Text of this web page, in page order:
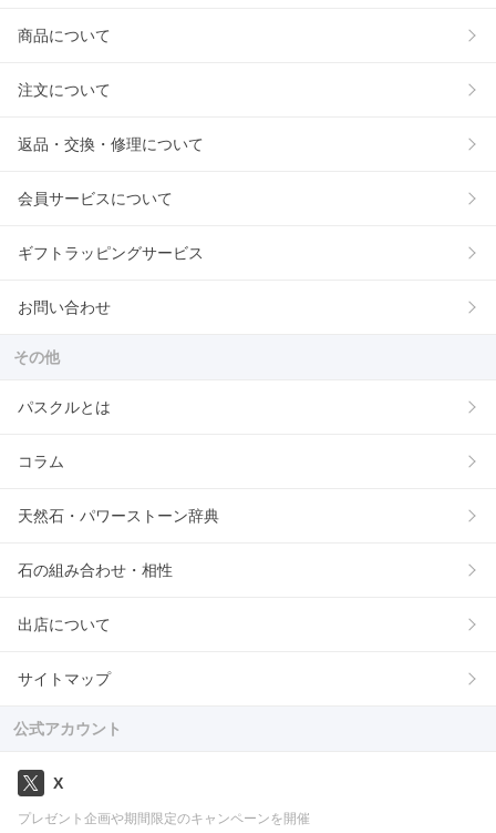
商品について
注文について
返品・交換・修理について
会員サービスについて
ギフトラッピングサービス
お問い合わせ
その他
パスクルとは
コラム
天然石・パワーストーン辞典
石の組み合わせ・相性
出店について
サイトマップ
公式アカウント
X
プレゼント企画や期間限定のキャンペーンを開催